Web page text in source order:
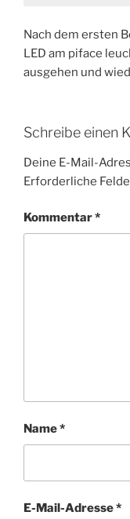
Nach dem ersten
LED am piface
ausgehen und
Schreibe einen
Deine E-Mail-
Erforderliche
Kommentar*
Name*
E-Mail-Adresse*